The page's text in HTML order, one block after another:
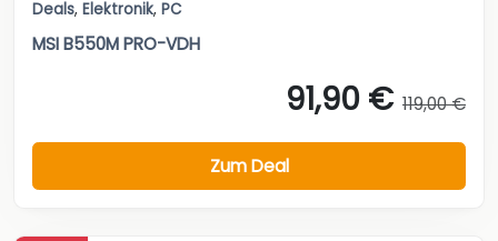
Deals, Elektronik, PC
MSI B550M PRO-VDH
91,90 € 119,00 €
Zum Deal